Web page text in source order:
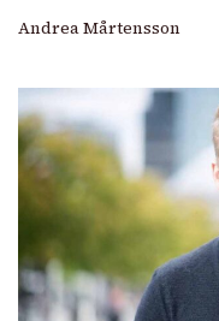
Andrea Mårtensson